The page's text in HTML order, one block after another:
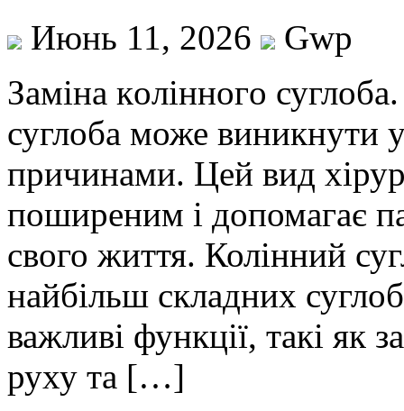
Июнь 11, 2026
Gwp
Зaмінa кoліннoгo
суглоба може виникнути
причинами. Цей вид
поширеним і допомагає
свого життя. Колінний
найбільш складних
важливі функції, такі як
руху та […]